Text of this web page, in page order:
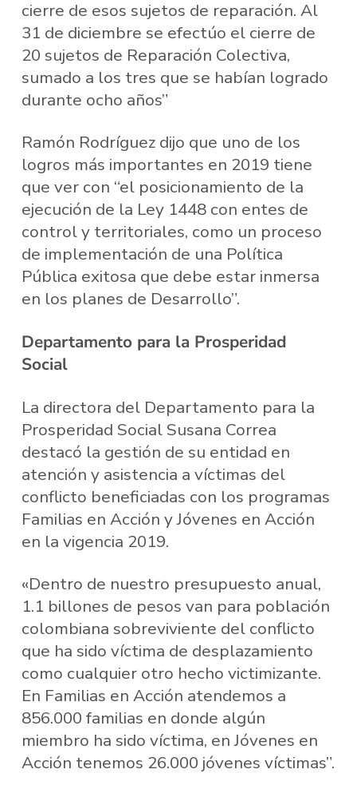
cierre de esos sujetos de reparación. Al
31 de diciembre se efectúo el cierre de
20 sujetos de Reparación Colectiva,
sumado a los tres que se habían logrado
durante ocho años”
Ramón Rodríguez dijo que uno de los
logros más importantes en 2019 tiene
que ver con “el posicionamiento de la
ejecución de la Ley 1448 con entes de
control y territoriales, como un proceso
de implementación de una Política
Pública exitosa que debe estar inmersa
en los planes de Desarrollo”.
Departamento para la Prosperidad
Social
La directora del Departamento para la
Prosperidad Social Susana Correa
destacó la gestión de su entidad en
atención y asistencia a víctimas del
conflicto beneficiadas con los programas
Familias en Acción y Jóvenes en Acción
en la vigencia 2019.
«Dentro de nuestro presupuesto anual,
1.1 billones de pesos van para población
colombiana sobreviviente del conflicto
que ha sido víctima de desplazamiento
como cualquier otro hecho victimizante.
En Familias en Acción atendemos a
856.000 familias en donde algún
miembro ha sido víctima, en Jóvenes en
Acción tenemos 26.000 jóvenes víctimas”.